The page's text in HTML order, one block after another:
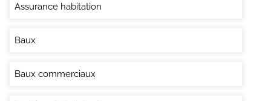
Assurance habitation
Baux
Baux commerciaux